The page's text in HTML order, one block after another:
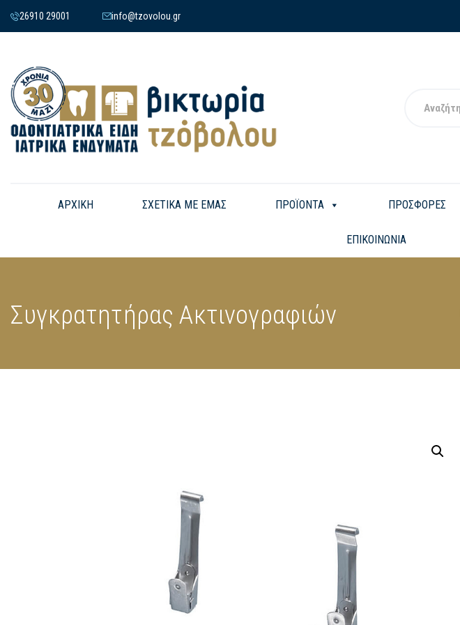
26910 29001 info@tzovolou.gr
ΑΡΧΙΚΗ ΣΧΕΤΙΚΑ ΜΕ ΕΜΑΣ ΠΡΟΪΟΝΤΑ ΠΡΟΣΦΟΡΕΣ
ΕΠΙΚΟΙΝΩΝΙΑ
Συγκρατητήρας Ακτινογραφιών